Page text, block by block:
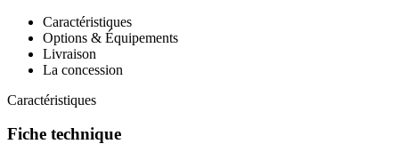
Caractéristiques
Options & Équipements
Livraison
La concession
Caractéristiques
Fiche technique